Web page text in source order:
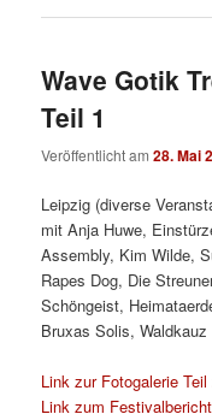
Wave Gotik
Teil 1
Veröffentlicht am28. Mai
Leipzig (diverse
mit Anja Huwe,
Assembly, Kim Wilde,
Rapes Dog, Die
Schöngeist,
Bruxas Solis, Waldkauz
Link zur Fotogalerie Teil
Link zum Festivalbericht